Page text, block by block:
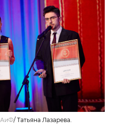
АиФ/Татьяна Лазарева.